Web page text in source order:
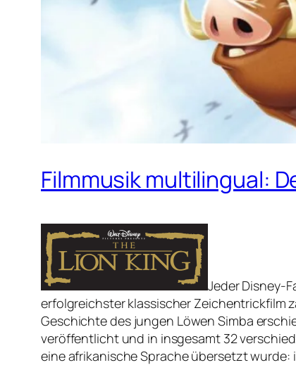
Filmmusik multilingual:
Jeder Disney-
erfolgreichster klassischer Zeichentrickfilm
Geschichte des jungen Löwen Simba
veröffentlicht und in insgesamt 32
eine afrikanische Sprache übersetzt